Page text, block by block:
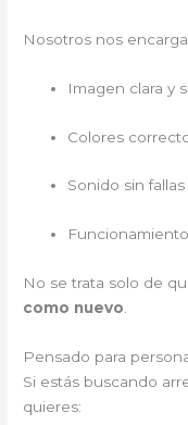
Nosotros nos
Imagen clara y
Colores
Sonido sin fallas
No se trata solo de
como nuevo
Pensado para
Si estás buscando
quieres: